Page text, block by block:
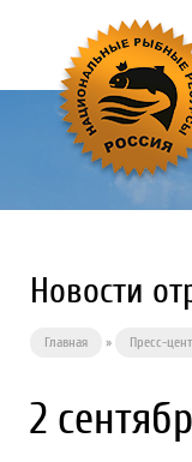
Новости
Главная » Пресс-
2